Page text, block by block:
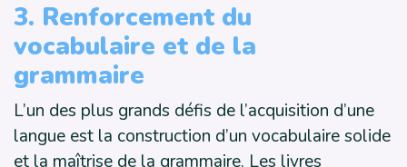
3. Renforcement du
vocabulaire et de la
grammaire
L’un des plus grands défis de l’acquisition d’une
langue est la construction d’un vocabulaire solide
et la maîtrise de la grammaire. Les livres